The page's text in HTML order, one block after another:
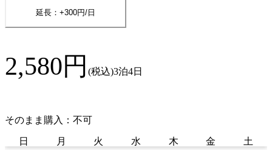
延長：+300円/日
2,580円 (税込)3泊4日
そのまま購入：不可
日 月 火 水 木 金 土